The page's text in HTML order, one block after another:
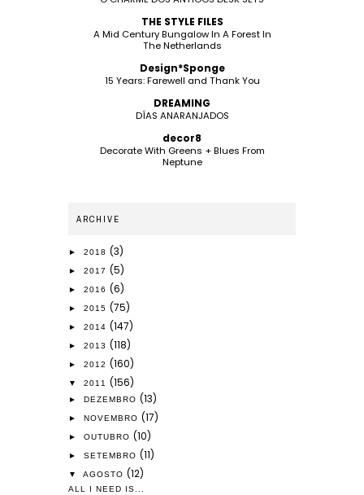
THE STYLE FILES
A Mid Century Bungalow In A Forest In
The Netherlands
Design*Sponge
15 Years: Farewell and Thank You
DREAMING
DÍAS ANARANJADOS
decor8
Decorate With Greens + Blues From
Neptune
ARCHIVE
► 2018 (3)
► 2017 (5)
► 2016 (6)
► 2015 (75)
► 2014 (147)
► 2013 (118)
► 2012 (160)
▼ 2011 (156)
► DEZEMBRO (13)
► NOVEMBRO (17)
► OUTUBRO (10)
► SETEMBRO (11)
▼ AGOSTO (12)
ALL I NEED IS...